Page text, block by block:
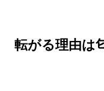
転がる理由は